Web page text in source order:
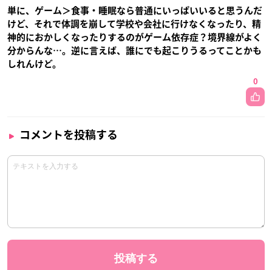
単に、ゲーム＞食事・睡眠なら普通にいっぱいいると思うんだ
けど、それで体調を崩して学校や会社に行けなくなったり、精
神的におかしくなったりするのがゲーム依存症？境界線がよく
分からんな…。逆に言えば、誰にでも起こりうるってことかも
しれんけど。
0
コメントを投稿する